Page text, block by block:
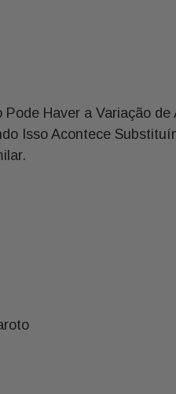
Haver a Variação
Isso Acontece